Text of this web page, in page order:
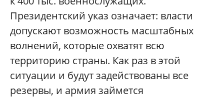
Президентский указ означает: власти
допускают возможность масштабных
волнений, которые охватят всю
территорию страны. Как раз в этой
ситуации и будут задействованы все
резервы, и армия займется